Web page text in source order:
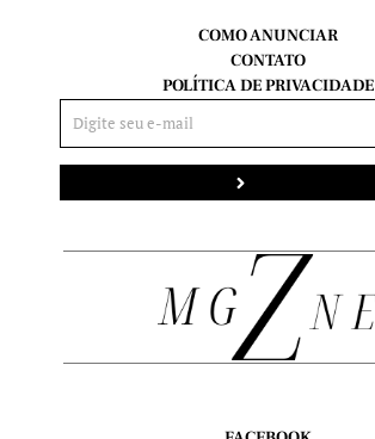
COMO ANUNCIAR
CONTATO
POLÍTICA DE PRIVACIDADE